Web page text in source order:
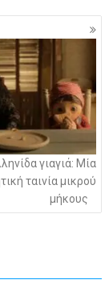
γιαγιά: Μία
ταινία μικρού
μήκους